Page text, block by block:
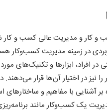
و کار و مدیریت عالی کسب و
در زمینه مدیریت کسب‌وکار
افراد، ابزارها و تکنیک‌های مورد
در اختیار آن‌ها قرار می‌دهند.
آشنایی با مفاهیم و ساختارهای
یک کسب‌وکار مانند